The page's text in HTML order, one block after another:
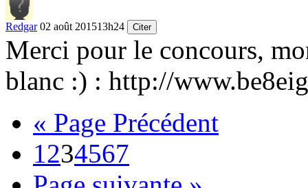
Redgar 02 août 201513h24 Citer
Merci pour le concours,
blanc :) : http://
« Page Précédent
1234567